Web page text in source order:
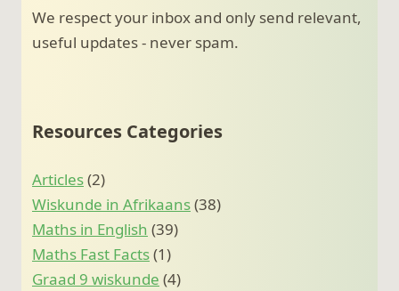
We respect your inbox and only send relevant,
useful updates - never spam.
Resources Categories
Articles(2)
Wiskunde in Afrikaans(38)
Maths in English (39)
Maths Fast Facts(1)
Graad 9 wiskunde (4)